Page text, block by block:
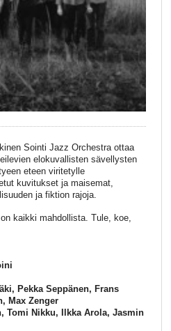
Sointi Jazz Orchestra ottaa
elokuvallisten sävellysten
eteen viritetylle
kuvitukset ja maisemat,
ja fiktion rajoja.
kaikki mahdollista. Tule, koe,
Pekka Seppänen, Frans
Max Zenger
Tomi Nikku, Ilkka Arola, Jasmin